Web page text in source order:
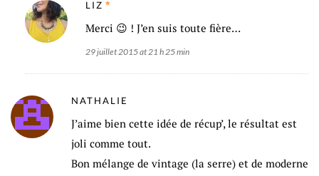
LIZ
Merci 😉 ! J’en suis toute fière…
29 juillet 2015 at 21 h 25 min
NATHALIE
J’aime bien cette idée de récup’, le résultat est
joli comme tout.
Bon mélange de vintage (la serre) et de moderne